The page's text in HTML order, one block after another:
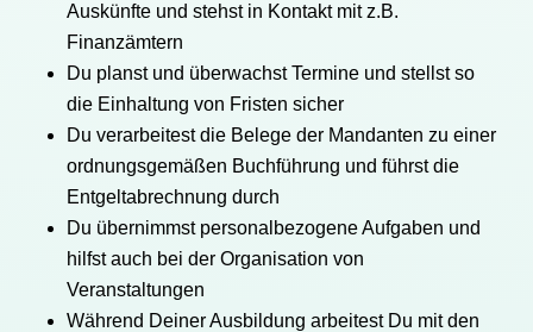
Auskünfte und stehst in Kontakt mit z.B.
Finanzämtern
Du planst und überwachst Termine und stellst so
die Einhaltung von Fristen sicher
Du verarbeitest die Belege der Mandanten zu einer
ordnungsgemäßen Buchführung und führst die
Entgeltabrechnung durch
Du übernimmst personalbezogene Aufgaben und
hilfst auch bei der Organisation von
Veranstaltungen
Während Deiner Ausbildung arbeitest Du mit den